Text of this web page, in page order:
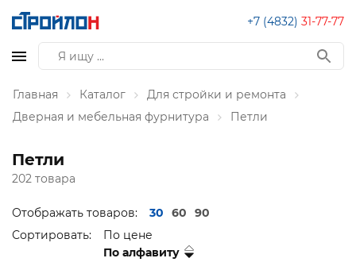
+7 (4832) 31-77-77
Главная Каталог
Для стройки и ремонта
Дверная и мебельная фурнитура
Петли
Петли
202 товара
Отображать товаров: 30 60
90
Сортировать:
По цене
По алфавиту